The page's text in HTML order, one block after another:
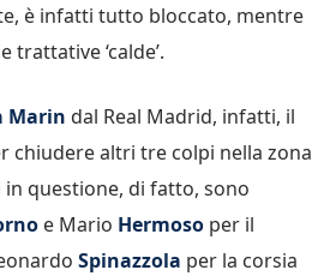
è infatti tutto bloccato, mentre
trattative ‘calde’.
Marin dal Real Madrid, infatti, il
chiudere altri tre colpi nella zona
questione, di fatto, sono
e Mario Hermoso per il
Spinazzola per la corsia